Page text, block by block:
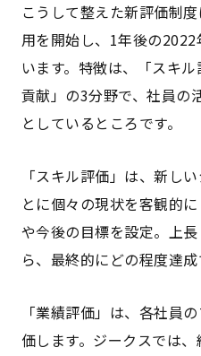
こうして整えた新評価制
用を開始し、1年後の
います。特徴は、「スキ
貢献」の3分野で、社員の
としているところです。
「スキル評価」は、新し
とに個々の現状を客観的
や今後の目標を設定。上
ら、最終的にどの程度達成
「業績評価」は、各社員
価します。ジークスでは